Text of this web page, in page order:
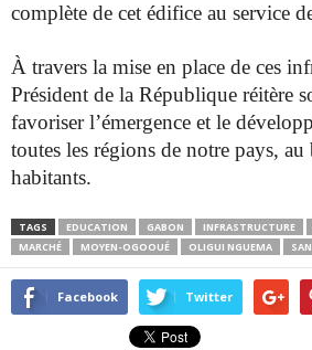
complète de cet édifice au service
À travers la mise en place de ces
Président de la République réitère
favoriser l’émergence et le
toutes les régions de notre pays, au
habitants.
TAGS EDUCATION GABON INFRASTRUCTURE
MARCHÉ
MOYEN-OGOOUÉ OLIGUI NGUEMA
Facebook Twitter